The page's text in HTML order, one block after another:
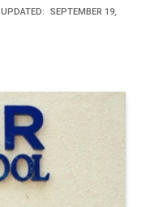
UPDATED: SEPTEMBER 19,